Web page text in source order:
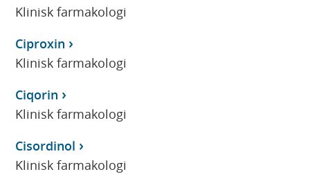
Klinisk farmakologi
Ciproxin
Klinisk farmakologi
Ciqorin
Klinisk farmakologi
Cisordinol
Klinisk farmakologi